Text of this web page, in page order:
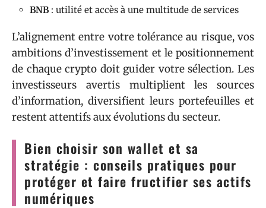
BNB : utilité et accès à une multitude de services
L’alignement entre votre tolérance au risque, vos
ambitions d’investissement et le positionnement
de chaque crypto doit guider votre sélection. Les
investisseurs avertis multiplient les sources
d’information, diversifient leurs portefeuilles et
restent attentifs aux évolutions du secteur.
Bien choisir son wallet et sa
stratégie : conseils pratiques pour
protéger et faire fructifier ses actifs
numériques